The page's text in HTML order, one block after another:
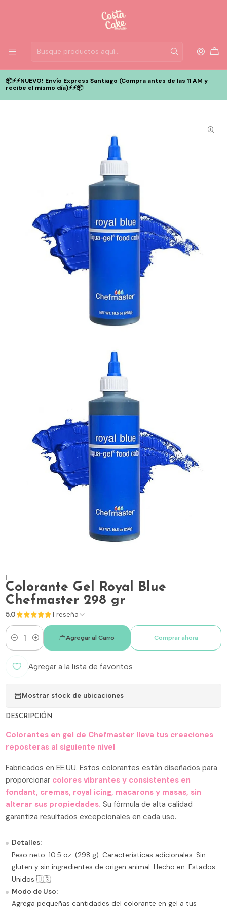
📦⚡️⚡️NUEVO! Envío Express Santiago (Compra antes de las 11 AM y
recibe el mismo día)⚡️⚡️📦
|
Colorante Gel Royal Blue
Chefmaster 298 gr
5.0 1 reseña
Cantidad
Agregar al Carro Comprar ahora
Agregar a la lista de favoritos
Mostrar stock de ubicaciones
DESCRIPCIÓN
Colorantes en gel de Chefmaster lleva tus creaciones
reposteras al siguiente nivel
Fabricados en EE.UU. Estos colorantes están diseñados para
proporcionar colores vibrantes y consistentes en
fondant, cremas, royal icing, macarons y masas, sin
alterar sus propiedades. Su fórmula de alta calidad
garantiza resultados excepcionales en cada uso.
Detalles:
Peso neto: 10.5 oz. (298 g). Características adicionales: Sin
gluten y sin ingredientes de origen animal. Hecho en: Estados
Unidos 🇺🇸
Modo de Uso:
Agrega pequeñas cantidades del colorante en gel a tus